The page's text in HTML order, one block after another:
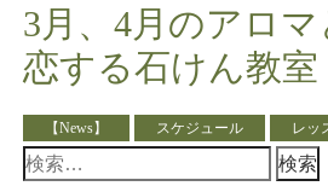
3月、4月のアロマ
恋する石けん教室
【News】 スケジュール レッ
検